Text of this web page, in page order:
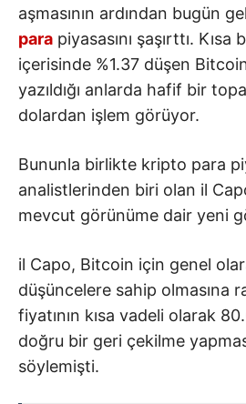
aşmasının ardından bugün
para piyasasını şaşırttı.
içerisinde %1.37 düşen
yazıldığı anlarda hafif bir
dolardan işlem görüyor.
Bununla birlikte kripto para
analistlerinden biri olan il
mevcut görünüme dair yeni
il Capo, Bitcoin için genel
düşüncelere sahip olmasına
fiyatının kısa vadeli olarak
doğru bir geri çekilme
söylemişti.